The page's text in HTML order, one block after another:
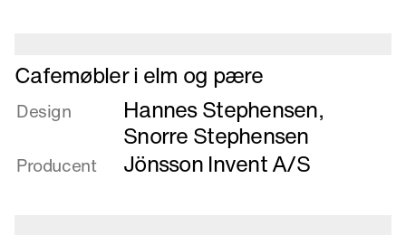
Læs
mere
om
elm
Cafemøbler i elm og pære
Design Hannes Stephensen,
Snorre Stephensen
Producent Jönsson Invent A/S